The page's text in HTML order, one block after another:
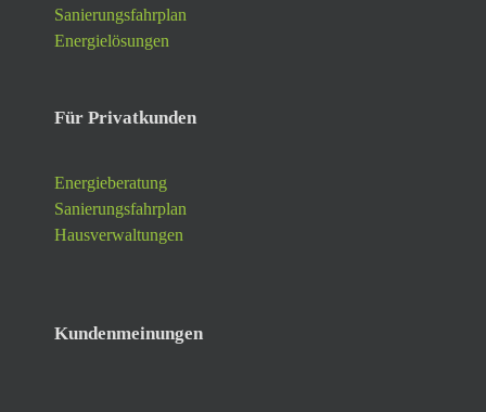
Sanierungsfahrplan
Energielösungen
Für Privatkunden
Energieberatung
Sanierungsfahrplan
Hausverwaltungen
Kundenmeinungen